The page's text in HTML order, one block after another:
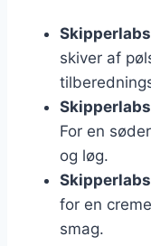
skiver af
For en
og løg.
for en
smag.